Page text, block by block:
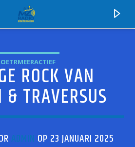
MZ-RADIO
ROCK VAN
TRAVERSUS
ADMIN OP 23 JANUARI 2025